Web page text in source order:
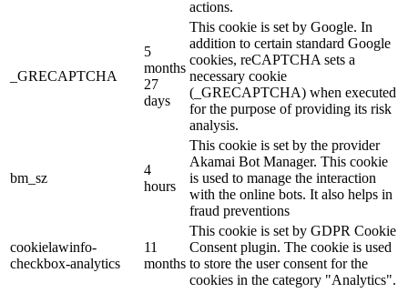
actions.
_GRECAPTCHA
5
months
27
days
This cookie is set by Google. In
addition to certain standard Google
cookies, reCAPTCHA sets a
necessary cookie
(_GRECAPTCHA) when executed
for the purpose of providing its risk
analysis.
bm_sz
4
hours
This cookie is set by the provider
Akamai Bot Manager. This cookie
is used to manage the interaction
with the online bots. It also helps in
fraud preventions
cookielawinfo-
checkbox-analytics
11
months
This cookie is set by GDPR Cookie
Consent plugin. The cookie is used
to store the user consent for the
cookies in the category "Analytics".